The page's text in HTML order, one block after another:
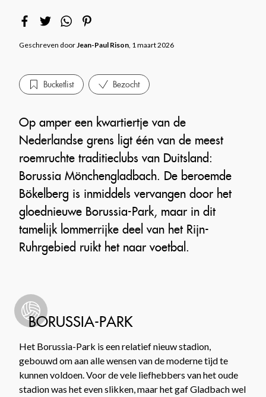
Geschreven doorJean-Paul Rison, 1 maart 2026
Bucketlist Bezocht
Op amper een kwartiertje van de
Nederlandse grens ligt één van de meest
roemruchte traditieclubs van Duitsland:
Borussia Mönchengladbach. De beroemde
Bökelberg is inmiddels vervangen door het
gloednieuwe Borussia-Park, maar in dit
tamelijk lommerrijke deel van het Rijn-
Ruhrgebied ruikt het naar voetbal.
BORUSSIA-PARK
Het Borussia-Park is een relatief nieuw stadion,
gebouwd om aan alle wensen van de moderne tijd te
kunnen voldoen. Voor de vele liefhebbers van het oude
stadion was het even slikken, maar het gaf Gladbach wel